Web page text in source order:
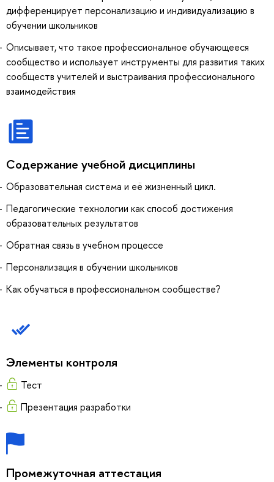
дифференцирует персонализацию и индивидуализацию в
обучении школьников
Описывает, что такое профессиональное обучающееся
сообщество и использует инструменты для развития таких
сообществ учителей и выстраивания профессионального
взаимодействия
Содержание учебной дисциплины
Образовательная система и её жизненный цикл.
Педагогические технологии как способ достижения
образовательных результатов
Обратная связь в учебном процессе
Персонализация в обучении школьников
Как обучаться в профессиональном сообществе?
Элементы контроля
Тест
Презентация разработки
Промежуточная аттестация